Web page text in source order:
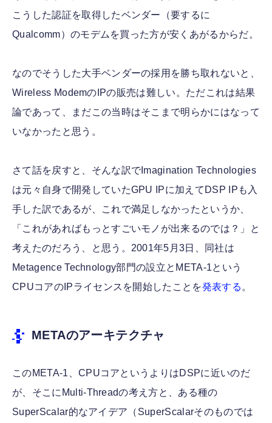
こうした認証を取得したベンダー（要するに
Qualcomm）のモデムを買った方が安くあがるからだ。
なのでそうした大手ベンダーの採用を勝ち取れないと、
Wireless ModemのIPの販売は難しい。ただこれは結果
論であって、まだこの当時はそこまで明らかにはなって
いなかったと思う。
さて話を戻すと、そんな訳でImagination Technologies
は元々自身で開発していたGPU IPに加えてDSP IPも入
手した訳であるが、これで満足しなかったというか、
「これがあればもっとすごいモノが出来るのでは？」と
考えたのだろう、と思う。2001年5月3日、同社は
Metagence Technology部門の設立とMETA-1という
CPUコアのIPライセンスを開始したことを発表する 。
METAのアーキテクチャ
このMETA-1、CPUコアというよりはDSPに近いのだ
が、そこにMulti-Threadの考え方と、ある種の
SuperScalar的なアイデア（SuperScalarそのものでは